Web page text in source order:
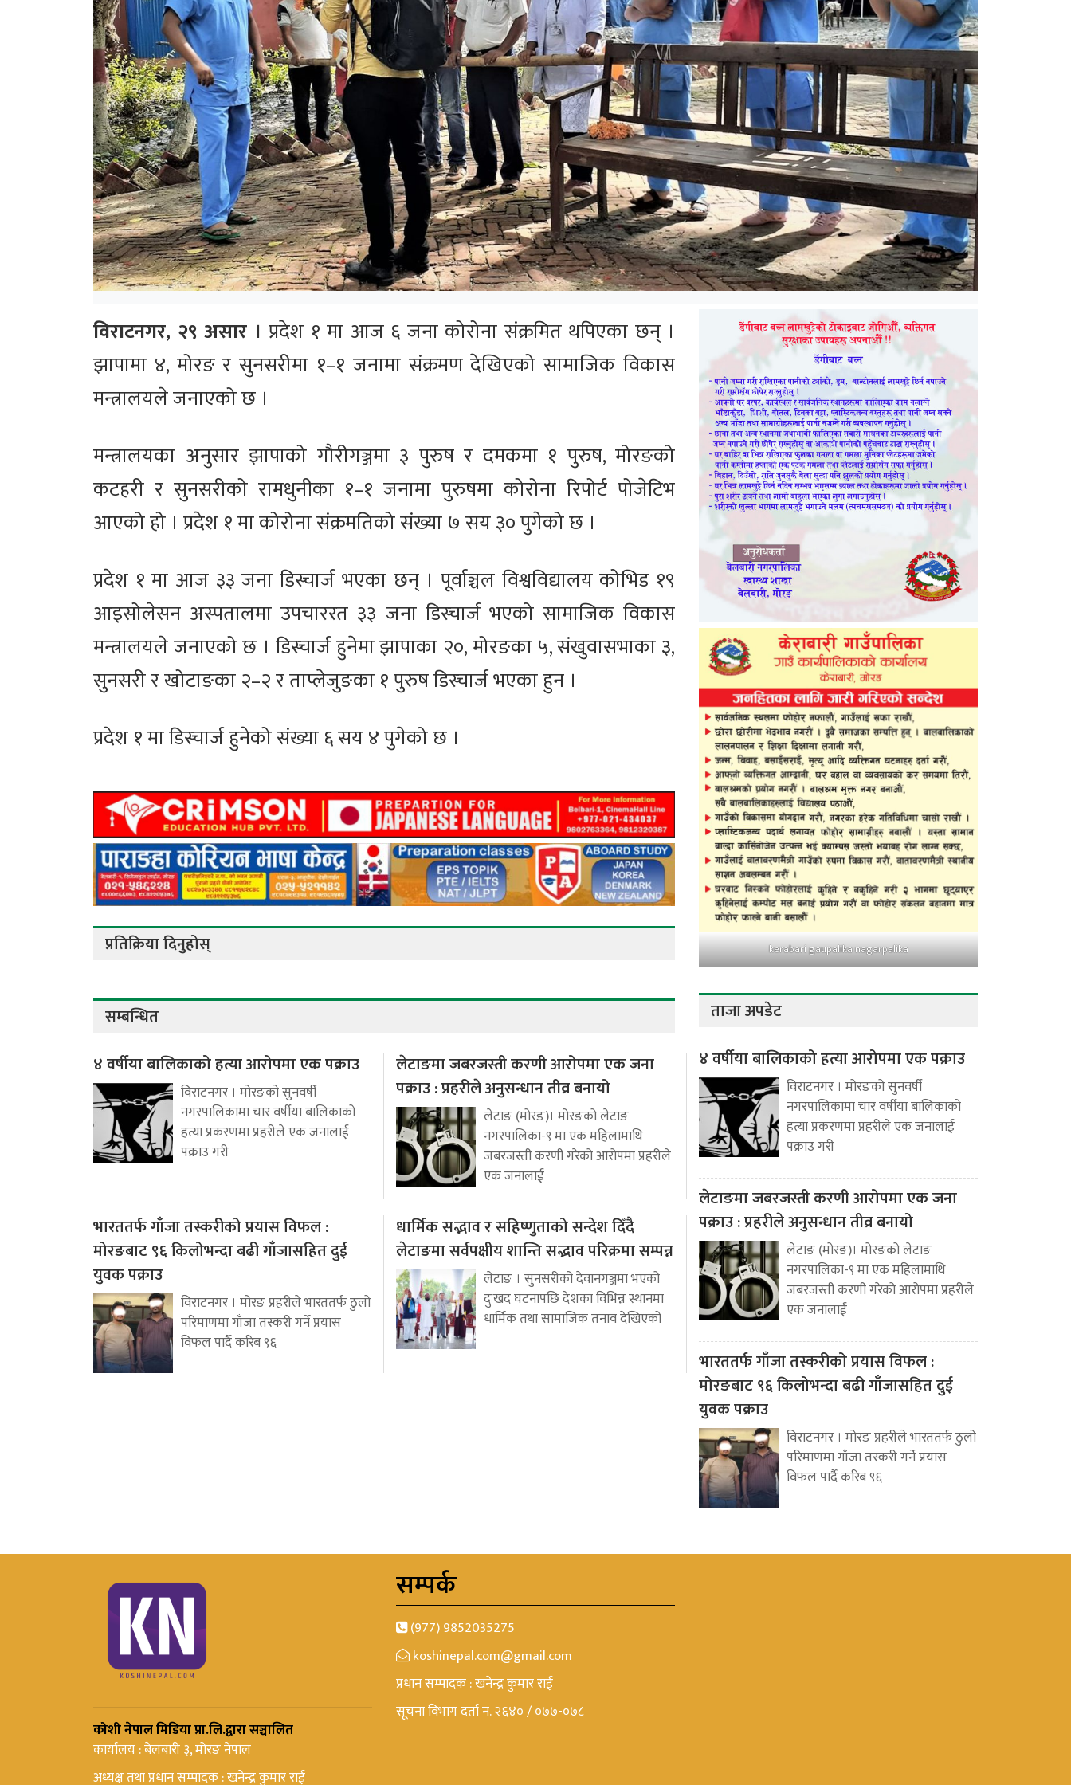
विराटनगर, २९ असार । प्रदेश १ मा आज ६ जना कोरोना संक्रमित थपिएका छन् ।
झापामा ४, मोरङ र सुनसरीमा १–१ जनामा संक्रमण देखिएको सामाजिक विकास
मन्त्रालयले जनाएको छ ।
मन्त्रालयका अनुसार झापाको गौरीगञ्जमा ३ पुरुष र दमकमा १ पुरुष, मोरङको
कटहरी र सुनसरीको रामधुनीका १–१ जनामा पुरुषमा कोरोना रिपोर्ट पोजेटिभ
आएको हो । प्रदेश १ मा कोरोना संक्रमतिको संख्या ७ सय ३० पुगेको छ ।
प्रदेश १ मा आज ३३ जना डिस्चार्ज भएका छन् । पूर्वाञ्चल विश्वविद्यालय कोभिड १९
आइसोलेसन अस्पतालमा उपचाररत ३३ जना डिस्चार्ज भएको सामाजिक विकास
मन्त्रालयले जनाएको छ । डिस्चार्ज हुनेमा झापाका २०, मोरङका ५, संखुवासभाका ३,
सुनसरी र खोटाङका २–२ र ताप्लेजुङका १ पुरुष डिस्चार्ज भएका हुन ।
प्रदेश १ मा डिस्चार्ज हुनेको संख्या ६ सय ४ पुगेको छ ।
प्रतिक्रिया दिनुहोस्
सम्बन्धित
४ वर्षीया बालिकाको हत्या आरोपमा एक पक्राउ
विराटनगर । मोरङको सुनवर्षी
नगरपालिकामा चार वर्षीया बालिकाको
हत्या प्रकरणमा प्रहरीले एक जनालाई
पक्राउ गरी
लेटाङमा जबरजस्ती करणी आरोपमा एक जना
पक्राउ : प्रहरीले अनुसन्धान तीव्र बनायो
लेटाङ (मोरङ)। मोरङको लेटाङ
नगरपालिका-९ मा एक महिलामाथि
जबरजस्ती करणी गरेको आरोपमा प्रहरीले
एक जनालाई
भारततर्फ गाँजा तस्करीको प्रयास विफल :
मोरङबाट ९६ किलोभन्दा बढी गाँजासहित दुई
युवक पक्राउ
विराटनगर । मोरङ प्रहरीले भारततर्फ ठुलो
परिमाणमा गाँजा तस्करी गर्ने प्रयास
विफल पार्दै करिब ९६
धार्मिक सद्भाव र सहिष्णुताको सन्देश दिँदै
लेटाङमा सर्वपक्षीय शान्ति सद्भाव परिक्रमा सम्पन्न
लेटाङ । सुनसरीको देवानगञ्जमा भएको
दुःखद घटनापछि देशका विभिन्न स्थानमा
धार्मिक तथा सामाजिक तनाव देखिएको
kerabari gaupalika nagarpalika
ताजा अपडेट
४ वर्षीया बालिकाको हत्या आरोपमा एक पक्राउ
विराटनगर । मोरङको सुनवर्षी
नगरपालिकामा चार वर्षीया बालिकाको
हत्या प्रकरणमा प्रहरीले एक जनालाई
पक्राउ गरी
लेटाङमा जबरजस्ती करणी आरोपमा एक जना
पक्राउ : प्रहरीले अनुसन्धान तीव्र बनायो
लेटाङ (मोरङ)। मोरङको लेटाङ
नगरपालिका-९ मा एक महिलामाथि
जबरजस्ती करणी गरेको आरोपमा प्रहरीले
एक जनालाई
भारततर्फ गाँजा तस्करीको प्रयास विफल :
मोरङबाट ९६ किलोभन्दा बढी गाँजासहित दुई
युवक पक्राउ
विराटनगर । मोरङ प्रहरीले भारततर्फ ठुलो
परिमाणमा गाँजा तस्करी गर्ने प्रयास
विफल पार्दै करिब ९६
कोशी नेपाल मिडिया प्रा.लि.द्वारा सञ्चालित
कार्यालय : बेलबारी ३, मोरङ नेपाल
अध्यक्ष तथा प्रधान सम्पादक : खनेन्द्र कुमार राई
सम्पर्क
(977) 9852035275
koshinepal.com@gmail.com
प्रधान सम्पादक : खनेन्द्र कुमार राई
सूचना विभाग दर्ता न. २६४० / ०७७-०७८